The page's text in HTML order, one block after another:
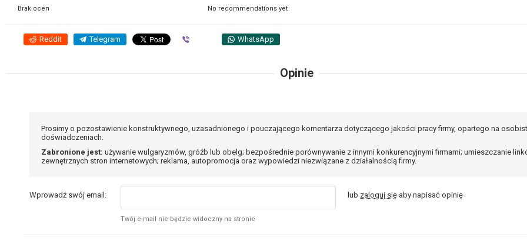
Brak ocen No recommendations yet
Reddit Telegram WhatsApp
Opinie
Prosimy o pozostawienie konstruktywnego, uzasadnionego i pouczającego komentarza dotyczącego jakości pracy firmy, opartego na
doświadczeniach.
Zabronione jest: używanie wulgaryzmów, gróźb lub obelg; bezpośrednie porównywanie z innymi konkurencyjnymi firmami; umieszczanie
zewnętrznych stron internetowych; reklama, autopromocja oraz wypowiedzi niezwiązane z działalnością firmy.
Wprowadź swój email:
Twój e-mail nie będzie widoczny na stronie
lub zaloguj się aby napisać opinię